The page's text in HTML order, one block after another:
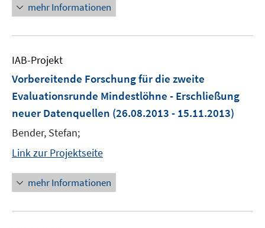
mehr Informationen
IAB-Projekt
Vorbereitende Forschung für die zweite
Evaluationsrunde Mindestlöhne - Erschließung
neuer Datenquellen (26.08.2013 - 15.11.2013)
Bender, Stefan;
Link zur Projektseite
mehr Informationen